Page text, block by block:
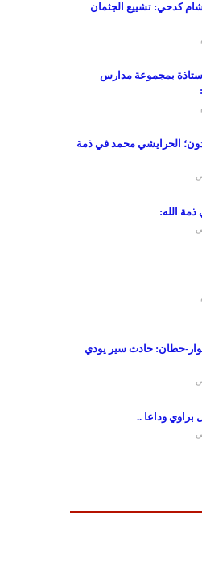
كدحي: تشييع الجثمان
بمجموعة مدارس
الحرايشي محمد في ذمة
ذمة الله:
حطان: حادث سير يودي
براوي وداعا ..